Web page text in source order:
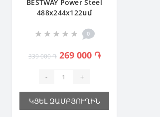
BESTWAY Power Steel
488x244х122սմ
0
339 000 ֏ 269 000 ֏
- +
ԿՑԵԼ ԶԱՄԲՅՈՒՂԻՆ